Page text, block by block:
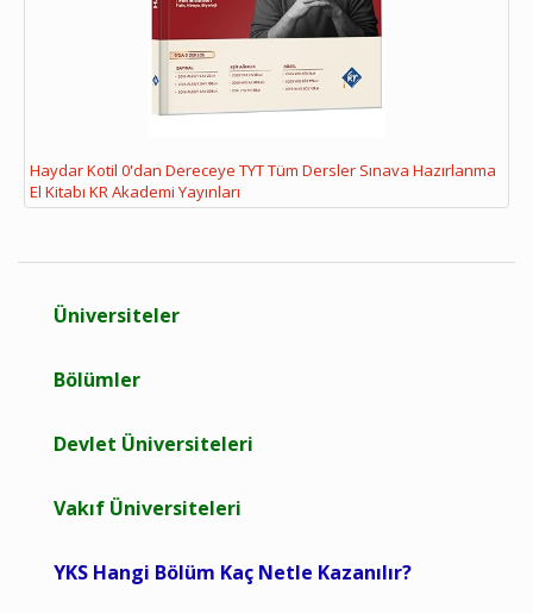
Haydar Kotil 0'dan Dereceye TYT Tüm Dersler Sınava Hazırlanma
El Kitabı KR Akademi Yayınları
Üniversiteler
Bölümler
Devlet Üniversiteleri
Vakıf Üniversiteleri
YKS Hangi Bölüm Kaç Netle Kazanılır?